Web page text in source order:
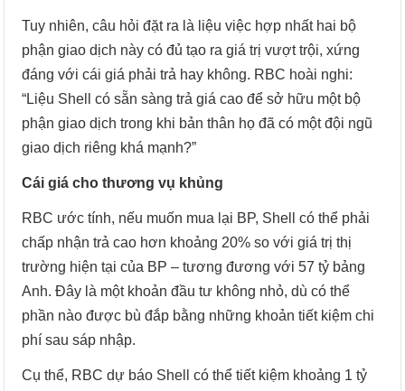
Tuy nhiên, câu hỏi đặt ra là liệu việc hợp nhất hai bộ
phận giao dịch này có đủ tạo ra giá trị vượt trội, xứng
đáng với cái giá phải trả hay không. RBC hoài nghi:
“Liệu Shell có sẵn sàng trả giá cao để sở hữu một bộ
phận giao dịch trong khi bản thân họ đã có một đội ngũ
giao dịch riêng khá mạnh?”
Cái giá cho thương vụ khủng
RBC ước tính, nếu muốn mua lại BP, Shell có thể phải
chấp nhận trả cao hơn khoảng 20% so với giá trị thị
trường hiện tại của BP – tương đương với 57 tỷ bảng
Anh. Đây là một khoản đầu tư không nhỏ, dù có thể
phần nào được bù đắp bằng những khoản tiết kiệm chi
phí sau sáp nhập.
Cụ thể, RBC dự báo Shell có thể tiết kiệm khoảng 1 tỷ